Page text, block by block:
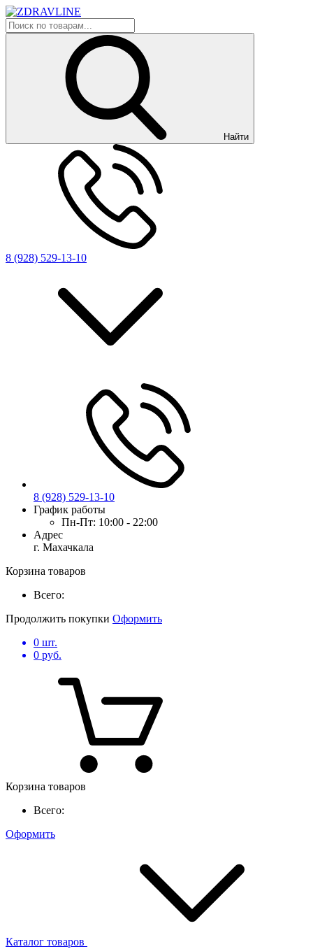
Найти
8 (928) 529-13-10
8 (928) 529-13-10
График работы
Пн-Пт: 10:00 - 22:00
Адрес
г. Махачкала
Корзина товаров
Всего:
Продолжить покупки Оформить
0 шт.
0 руб.
Корзина товаров
Всего:
Оформить
Каталог товаров